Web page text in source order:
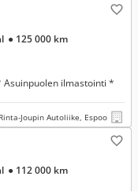
● 125 000 km
ilmastointi *
Joupin Autoliike, Espoo
● 112 000 km